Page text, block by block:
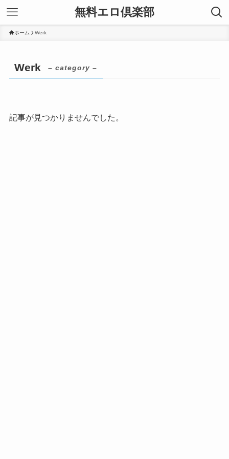
無料エロ倶楽部
ホーム Werk
Werk – category –
記事が見つかりませんでした。